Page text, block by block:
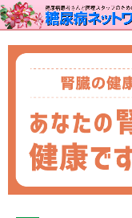
トップページ
ニュース
学会・イベント
談話室BBS
糖尿病のきほん
特集・連載